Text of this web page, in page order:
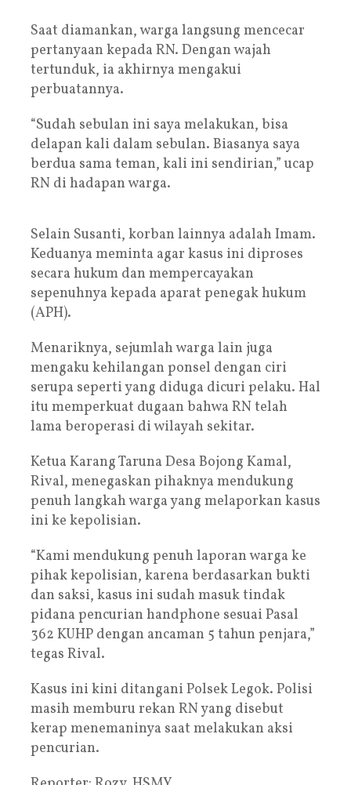
Saat diamankan, warga langsung mencecar
pertanyaan kepada RN. Dengan wajah
tertunduk, ia akhirnya mengakui
perbuatannya.
“Sudah sebulan ini saya melakukan, bisa
delapan kali dalam sebulan. Biasanya saya
berdua sama teman, kali ini sendirian,” ucap
RN di hadapan warga.
Selain Susanti, korban lainnya adalah Imam.
Keduanya meminta agar kasus ini diproses
secara hukum dan mempercayakan
sepenuhnya kepada aparat penegak hukum
(APH).
Menariknya, sejumlah warga lain juga
mengaku kehilangan ponsel dengan ciri
serupa seperti yang diduga dicuri pelaku. Hal
itu memperkuat dugaan bahwa RN telah
lama beroperasi di wilayah sekitar.
Ketua Karang Taruna Desa Bojong Kamal,
Rival, menegaskan pihaknya mendukung
penuh langkah warga yang melaporkan kasus
ini ke kepolisian.
“Kami mendukung penuh laporan warga ke
pihak kepolisian, karena berdasarkan bukti
dan saksi, kasus ini sudah masuk tindak
pidana pencurian handphone sesuai Pasal
362 KUHP dengan ancaman 5 tahun penjara,”
tegas Rival.
Kasus ini kini ditangani Polsek Legok. Polisi
masih memburu rekan RN yang disebut
kerap menemaninya saat melakukan aksi
pencurian.